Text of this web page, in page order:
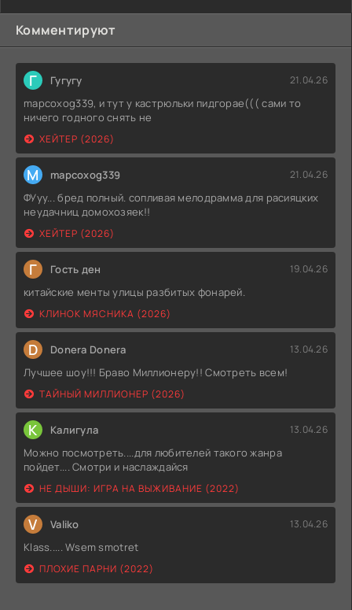
Комментируют
Г Гугугу 21.04.26
mapcoxog339, и тут у кастрюльки пидгорае((( сами то
ничего годного снять не
ХЕЙТЕР (2026)
M mapcoxog339 21.04.26
ФУуу... бред полный. сопливая мелодрамма для расияцких
неудачниц домохозяек!!
ХЕЙТЕР (2026)
Г Гость ден 19.04.26
китайские менты улицы разбитых фонарей.
КЛИНОК МЯСНИКА (2026)
D Donera Donera 13.04.26
Лучшее шоу!!! Браво Миллионеру!! Смотреть всем!
ТАЙНЫЙ МИЛЛИОНЕР (2026)
К Калигула 13.04.26
Можно посмотреть....для любителей такого жанра
пойдет.... Смотри и наслаждайся
НЕ ДЫШИ: ИГРА НА ВЫЖИВАНИЕ (2022)
V Valiko 13.04.26
Klass..... Wsem smotret
ПЛОХИЕ ПАРНИ (2022)
справятся.